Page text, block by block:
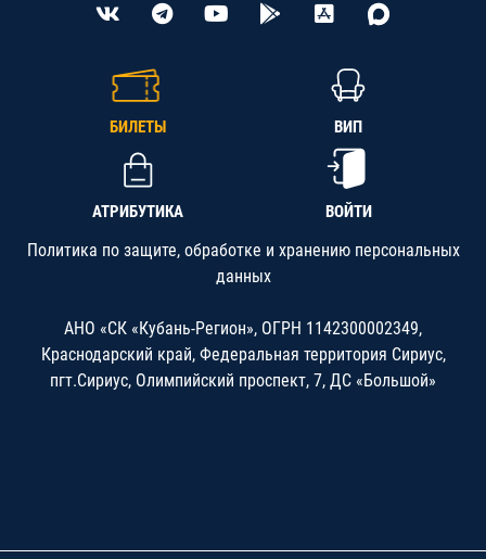
БИЛЕТЫ ВИП
АТРИБУТИКА ВОЙТИ
Политика по защите, обработке и хранению персональных
данных
АНО «СК «Кубань-Регион», ОГРН 1142300002349,
Краснодарский край, Федеральная территория Сириус,
пгт.Сириус, Олимпийский проспект, 7, ДС «Большой»